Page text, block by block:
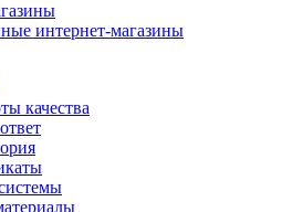
интернет-магазины
качества